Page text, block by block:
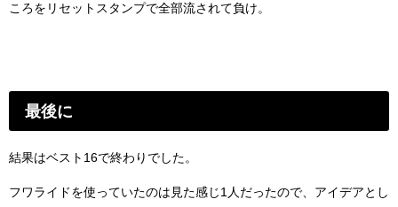
ころをリセットスタンプで全部流されて負け。
最後に
結果はベスト16で終わりでした。
フワライドを使っていたのは見た感じ1人だったので、アイデアとし